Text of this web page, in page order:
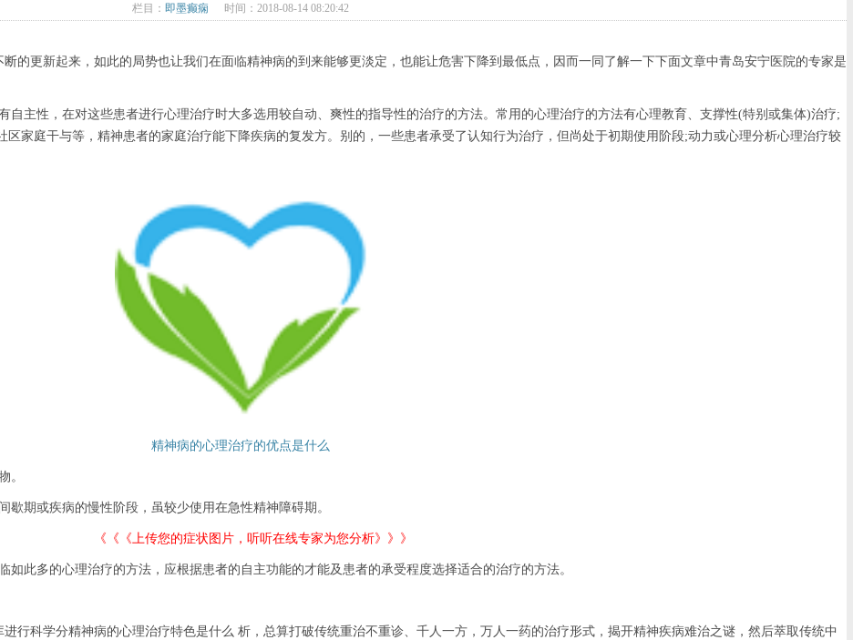
栏目： 即墨癫痫 时间：2018-08-14 08:20:42
更新起来，如此的局势也让我们在面临精神病的到来能够更淡定，也能让危害下降到最低点，因而一同了解一下下面文章中青岛安宁医院的专家是
主性，在对这些患者进行心理治疗时大多选用较自动、爽性的指导性的治疗的方法。常用的心理治疗的方法有心理教育、支撑性(特别或集体)治疗;
家庭干与等，精神患者的家庭治疗能下降疾病的复发方。别的，一些患者承受了认知行为治疗，但尚处于初期使用阶段;动力或心理分析心理治疗较
精神病的心理治疗的优点是什么
。
期或疾病的慢性阶段，虽较少使用在急性精神障碍期。
《《《上传您的症状图片，听听在线专家为您分析》》》
多的心理治疗的方法，应根据患者的自主功能的才能及患者的承受程度选择适合的治疗的方法。
行科学分精神病的心理治疗特色是什么 析，总算打破传统重治不重诊、千人一方，万人一药的治疗形式，揭开精神疾病难治之谜，然后萃取传统中